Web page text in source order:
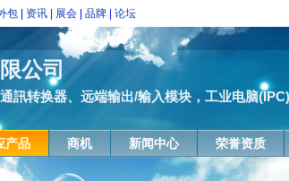
包 资讯 展会 品牌 论坛
公司
訊转换器、远端输出/输入模块，工业电脑
产品 商机 新闻中心 荣誉资质